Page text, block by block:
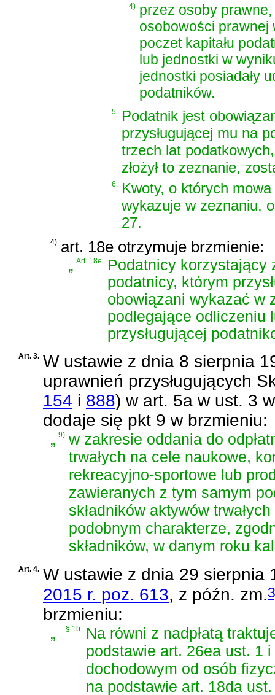
4) przez osoby
osobowości prawnej
poczet kapitału
lub jednostki w
jednostki posiadały
podatników.
5. Podatnik jest
przysługującej mu na
trzech lat
złożył to zeznanie,
6. Kwoty, o których
wykazuje w zeznaniu,
27.
4) art. 18e otrzymuje brzmienie:
„Art. 18e.
Podatnicy korzystający
podatnicy, którym
obowiązani wykazać w
podlegające odliczeniu
przysługującej
Art. 3. W ustawie z dnia 8 sierpnia
uprawnień przysługujących
154 i 888) w art. 5a w ust. 3
dodaje się pkt 9 w brzmieniu:
„9) w zakresie oddania do
trwałych na cele naukowe,
rekreacyjno-sportowe lub
zawieranych z tym samym
składników aktywów
podobnym charakterze,
składników, w danym roku
Art. 4. W ustawie z dnia 29 sierpnia
2015 r. poz. 613, z późn. zm.
brzmieniu:
„ § 1b. Na równi z nadpłatą
podstawie art. 26ea ust. 1
dochodowym od osób
na podstawie art. 18da